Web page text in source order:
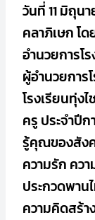
วันที่ 11 มิถุน
คลาภิเษก โ
อำนวยการโ
ผู้อำนวยการ
โรงเรียนทุ่ง
ครู ประจำปี
รู้คุณของสัง
ความรัก คว
ประกวดพาน
ความคิดสร้า